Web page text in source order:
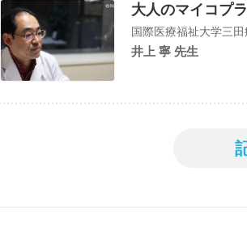
大人のマイコプ
国際医療福祉大学三
井上 寧 先生